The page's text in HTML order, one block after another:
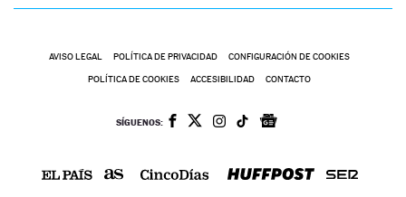
AVISO LEGAL POLÍTICA DE PRIVACIDAD CONFIGURACIÓN DE COOKIES
POLÍTICA DE COOKIES ACCESIBILIDAD CONTACTO
SÍGUENOS: